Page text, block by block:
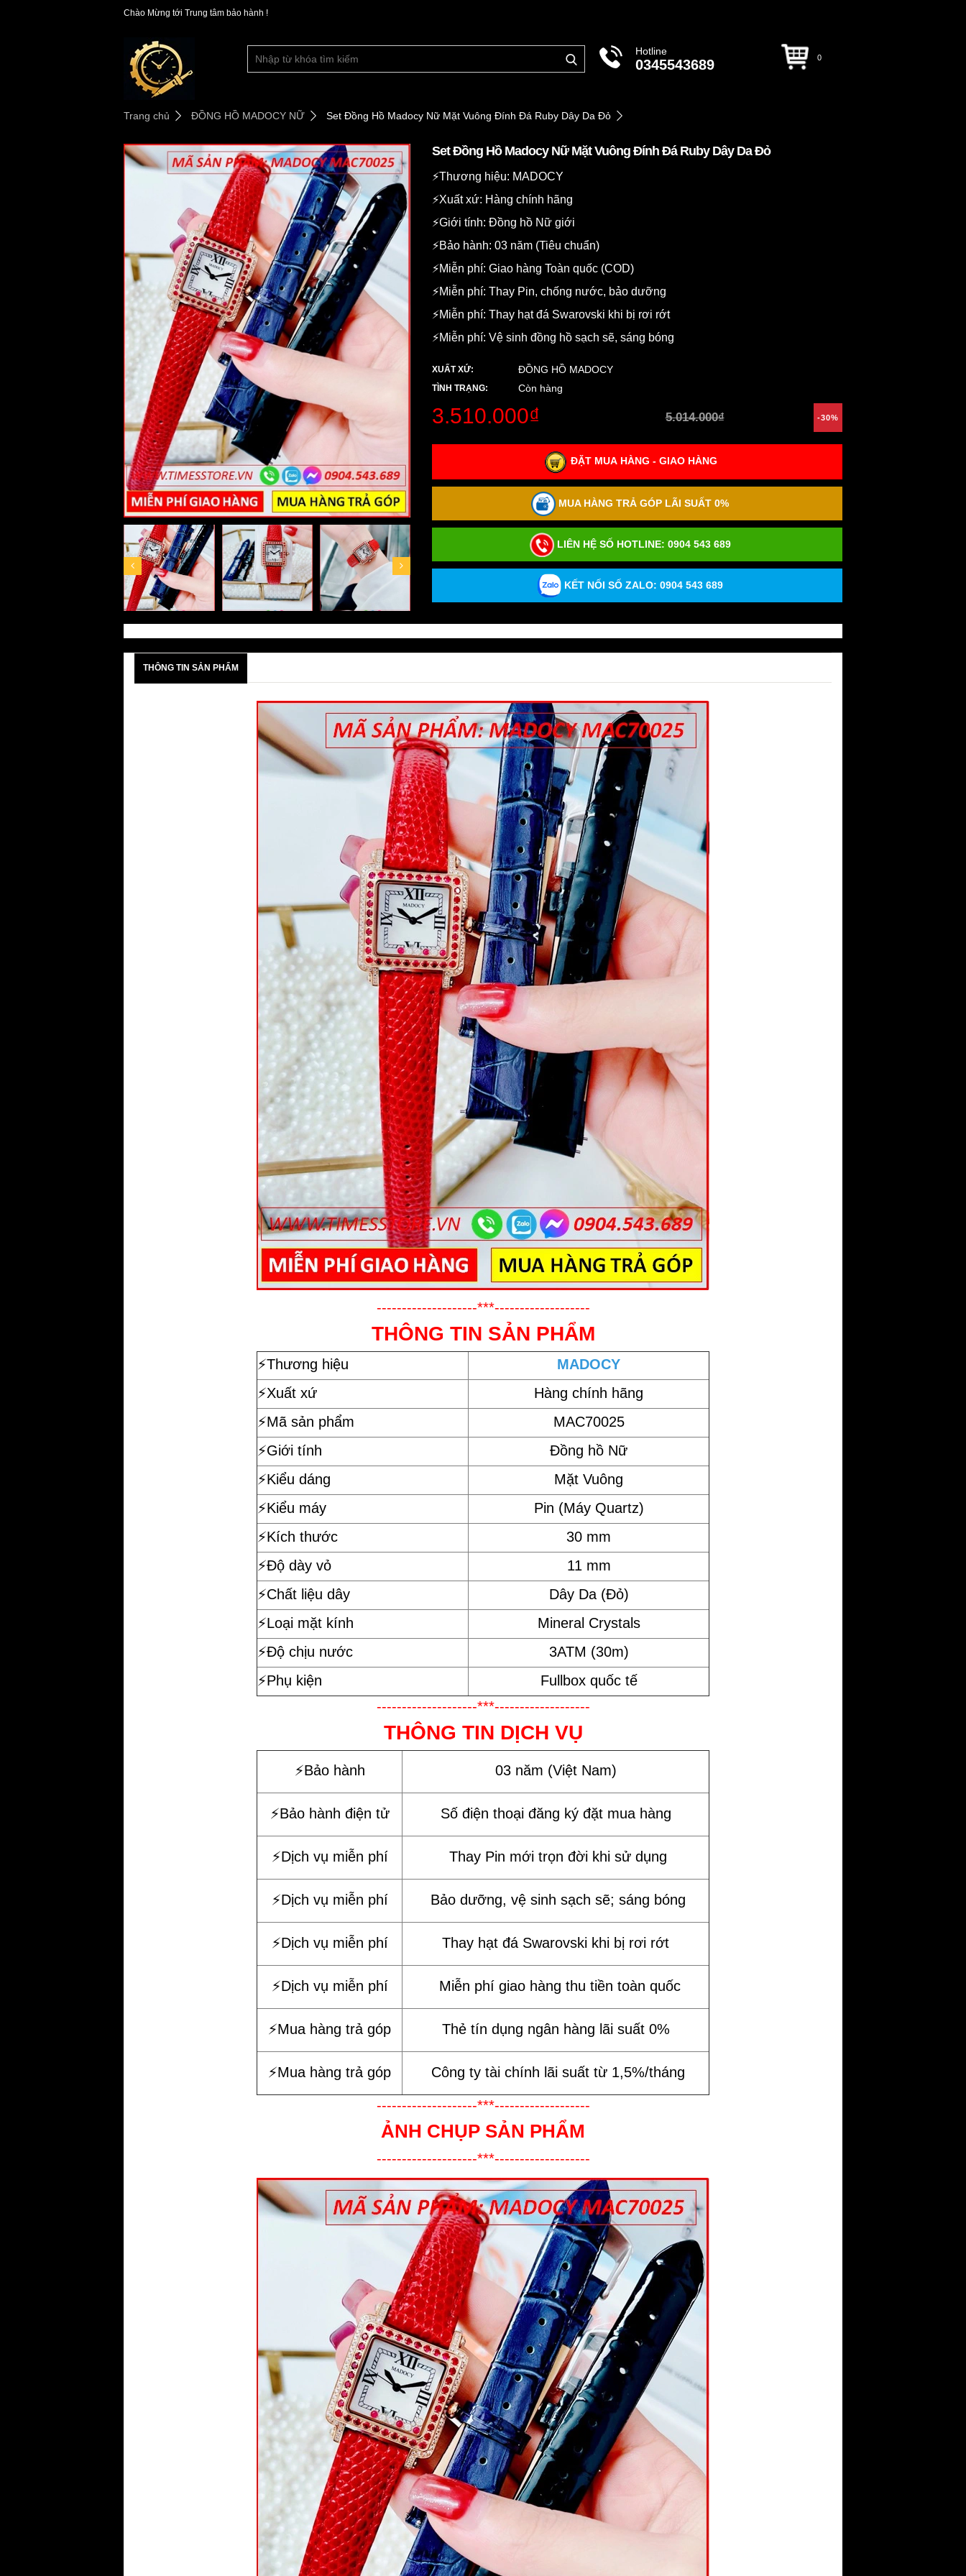
Chào Mừng tới Trung tâm bảo hành !
Hotline
0345543689 0
Trang chủ ĐỒNG HỒ MADOCY NỮ Set Đồng Hồ Madocy Nữ Mặt Vuông Đính Đá Ruby Dây Da Đỏ
Set Đồng Hồ Madocy Nữ Mặt Vuông Đính Đá Ruby Dây Da Đỏ
⚡️Thương hiệu: MADOCY
⚡️Xuất xứ: Hàng chính hãng
⚡️Giới tính: Đồng hồ Nữ giới
⚡️Bảo hành: 03 năm (Tiêu chuẩn)
⚡️Miễn phí: Giao hàng Toàn quốc (COD)
⚡️Miễn phí: Thay Pin, chống nước, bảo dưỡng
⚡️Miễn phí: Thay hạt đá Swarovski khi bị rơi rớt
⚡️Miễn phí: Vệ sinh đồng hồ sạch sẽ, sáng bóng
XUẤT XỨ: ĐỒNG HỒ MADOCY
TÌNH TRẠNG: Còn hàng
3.510.000₫ 5.014.000₫ -30%
ĐẶT MUA HÀNG - GIAO HÀNG
MUA HÀNG TRẢ GÓP LÃI SUẤT 0%
LIÊN HỆ SỐ HOTLINE: 0904 543 689
KẾT NỐI SỐ ZALO: 0904 543 689
THÔNG TIN SẢN PHẨM
--------------------***-------------------
THÔNG TIN SẢN PHẨM
⚡️Thương hiệu
MADOCY
⚡️Xuất xứ
Hàng chính hãng
⚡️Mã sản phẩm
MAC70025
⚡️Giới tính
Đồng hồ Nữ
⚡️Kiểu dáng
Mặt Vuông
⚡️Kiểu máy
Pin (Máy Quartz)
⚡️Kích thước
30 mm
⚡️Độ dày vỏ
11 mm
⚡️Chất liệu dây
Dây Da (Đỏ)
⚡️Loại mặt kính
Mineral Crystals
⚡️Độ chịu nước
3ATM (30m)
⚡️Phụ kiện
Fullbox quốc tế
--------------------***-------------------
THÔNG TIN DỊCH VỤ
⚡️Bảo hành 03 năm (Việt Nam)
⚡️Bảo hành điện tử Số điện thoại đăng ký đặt mua hàng
⚡️Dịch vụ miễn phí Thay Pin mới trọn đời khi sử dụng
⚡️Dịch vụ miễn phí Bảo dưỡng, vệ sinh sạch sẽ; sáng bóng
⚡️Dịch vụ miễn phí Thay hạt đá Swarovski khi bị rơi rớt
⚡️Dịch vụ miễn phí Miễn phí giao hàng thu tiền toàn quốc
⚡️Mua hàng trả góp Thẻ tín dụng ngân hàng lãi suất 0%
⚡️Mua hàng trả góp Công ty tài chính lãi suất từ 1,5%/tháng
--------------------***-------------------
ẢNH CHỤP SẢN PHẨM
--------------------***-------------------